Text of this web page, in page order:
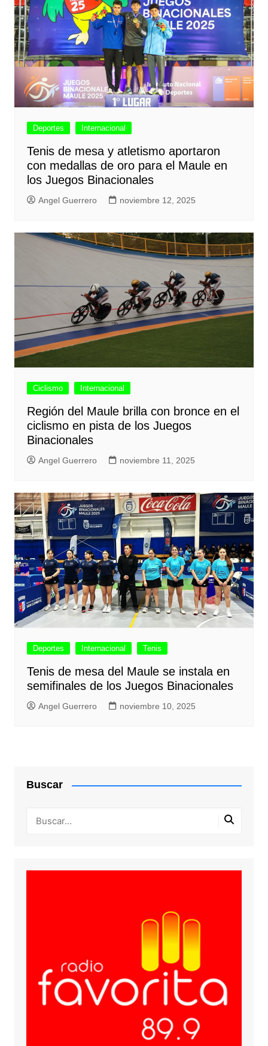
Deportes Internacional
Tenis de mesa y atletismo aportaron
con medallas de oro para el Maule en
los Juegos Binacionales
Angel Guerrero noviembre 12, 2025
Ciclismo Internacional
Región del Maule brilla con bronce en el
ciclismo en pista de los Juegos
Binacionales
Angel Guerrero noviembre 11, 2025
Deportes Internacional Tenis
Tenis de mesa del Maule se instala en
semifinales de los Juegos Binacionales
Angel Guerrero noviembre 10, 2025
Buscar